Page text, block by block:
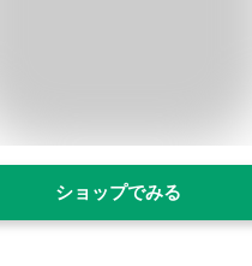
ショップでみる